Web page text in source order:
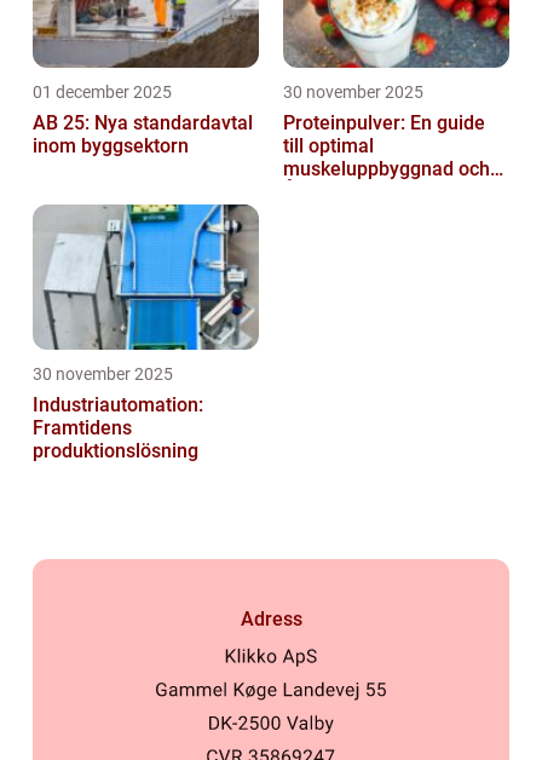
01 december 2025
AB 25: Nya standardavtal
inom byggsektorn
30 november 2025
Proteinpulver: En guide
till optimal
muskeluppbyggnad och
30 november 2025
Industriautomation:
Framtidens
produktionslösning
Adress